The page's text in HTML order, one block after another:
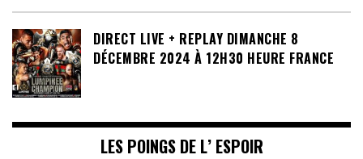
DIRECT LIVE + REPLAY DIMANCHE 8
DÉCEMBRE 2024 À 12H30 HEURE FRANCE
LES POINGS DE L’ ESPOIR